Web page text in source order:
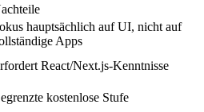
hauptsächlich auf UI, nicht auf
Apps
React/Next.js-Kenntnisse
kostenlose Stufe